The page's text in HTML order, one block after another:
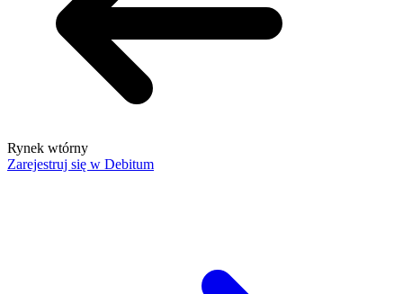
Rynek wtórny
Zarejestruj się w Debitum